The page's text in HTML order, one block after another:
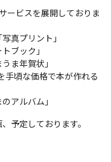
ービスを展開しておりま
真プリント」
ブック」
ま年賀状」
手頃な価格で本が作れる
アルバム」
予定しております。